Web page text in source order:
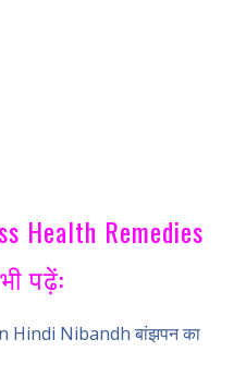
Health Remedies
पढ़ें:
Nibandh बांझपन का